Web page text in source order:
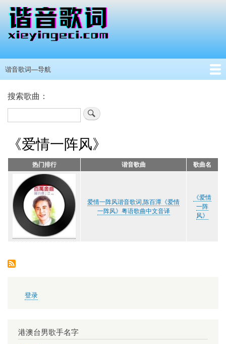
内
主
航
谐音歌词—导航
首页
港澳台男歌手
港澳台女歌手
其他国家歌手
抖音热门
所有歌手
歌手分类
留言板
搜索歌曲：
索
《爱情一阵风》
热门排行 谐音歌曲 歌曲名
爱情一阵风谐音歌词,陈百潭《爱情
一阵风》粤语歌曲中文音译
《爱情
一阵
风》
户
单
登录
港澳台男歌手名字